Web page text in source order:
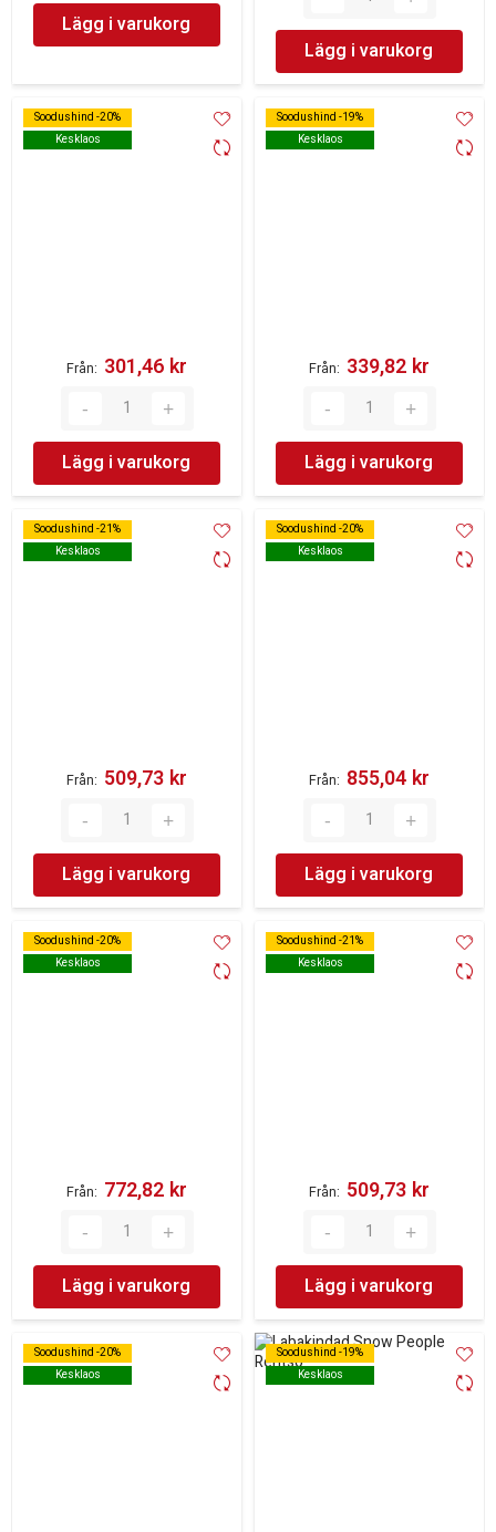
Lägg i varukorg
Lägg i varukorg
Soodushind -20%
Kesklaos
Soodushind -20%
Kesklaos
Från 301,46 kr‎
Lägg i varukorg
Soodushind -19%
Kesklaos
Soodushind -19%
Kesklaos
Från 339,82 kr‎
Lägg i varukorg
Soodushind -21%
Kesklaos
Soodushind -21%
Kesklaos
Från 509,73 kr‎
Lägg i varukorg
Soodushind -20%
Kesklaos
Soodushind -20%
Kesklaos
Från 855,04 kr‎
Lägg i varukorg
Soodushind -20%
Kesklaos
Soodushind -20%
Kesklaos
Från 772,82 kr‎
Lägg i varukorg
Soodushind -21%
Kesklaos
Soodushind -21%
Kesklaos
Från 509,73 kr‎
Lägg i varukorg
Soodushind -20%
Kesklaos
Soodushind -20%
Kesklaos
Soodushind -19%
Kesklaos
Soodushind -19%
Kesklaos